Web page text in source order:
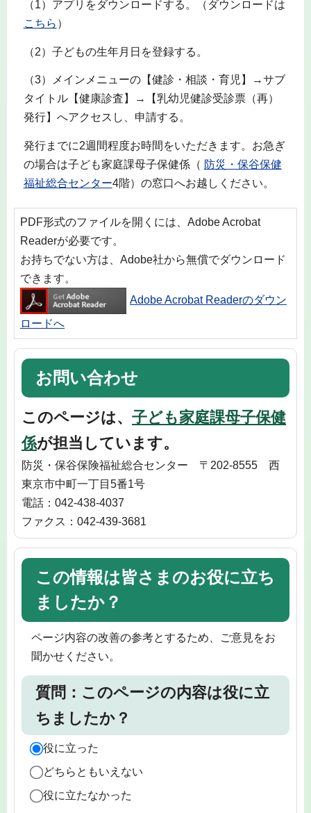
（1）アプリをダウンロードする。（ダウンロードは
こちら ）
（2）子どもの生年月日を登録する。
（3）メインメニューの【健診・相談・育児】→サブ
タイトル【健康診査】→【乳幼児健診受診票（再）
発行】へアクセスし、申請する。
発行までに2週間程度お時間をいただきます。お急ぎ
の場合は子ども家庭課母子保健係（ 防災・保谷保健
福祉総合センター4階）の窓口へお越しください。
PDF形式のファイルを開くには、Adobe Acrobat
Readerが必要です。
お持ちでない方は、Adobe社から無償でダウンロード
できます。
Adobe Acrobat Readerのダウン
ロードへ
お問い合わせ
このページは、 子ども家庭課母子保健
係が担当しています。
防災・保谷保険福祉総合センター 〒202-8555 西
東京市中町一丁目5番1号
電話：042-438-4037
ファクス：042-439-3681
この情報は皆さまのお役に立ち
ましたか？
ページ内容の改善の参考とするため、ご意見をお
聞かせください。
質問：このページの内容は役に立
ちましたか？
役に立った
どちらともいえない
役に立たなかった